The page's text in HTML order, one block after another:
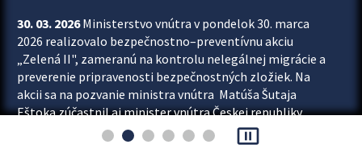
30. 03. 2026Ministerstvo vnútra v pondelok 30. marca
2026 realizovalo bezpečnostno–preventívnu akciu
„Zelená II", zameranú na kontrolu nelegálnej migrácie a
preverenie pripravenosti bezpečnostných zložiek. Na
akcii sa na pozvanie ministra vnútra Matúša Šutaja
Eštoka zúčastnil aj minister vnútra Českej republiky
Lubomír Metnar, spolu s ďalšími zahraničnými partnermi.
Cieľom akcie bolo posilniť kontrolné mechanizmy,
pause_presentation